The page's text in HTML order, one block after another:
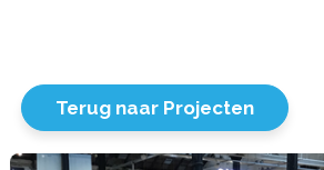
Terug naar Projecten